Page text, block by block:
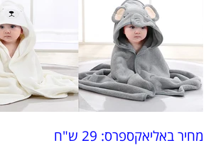
מחיר באליאקספרס: 29 ש"ח